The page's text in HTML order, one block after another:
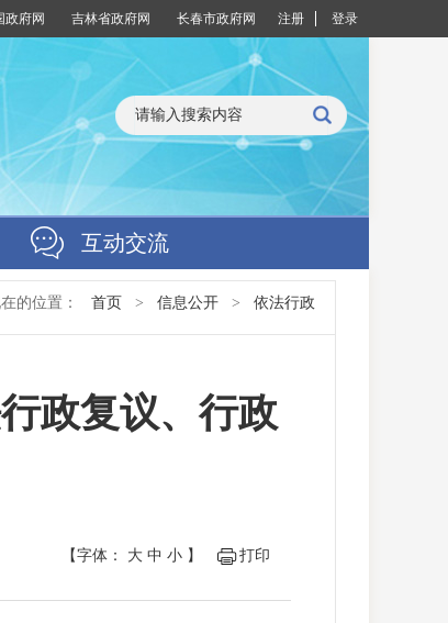
政府网 吉林省政府网 长春市政府网 注册 登录
互动交流
的位置： 首页 > 信息公开 > 依法行政
政复议、行政
【字体： 大 中 小 】 打印